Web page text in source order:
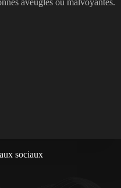
aveugles ou malvoyantes.
sociaux